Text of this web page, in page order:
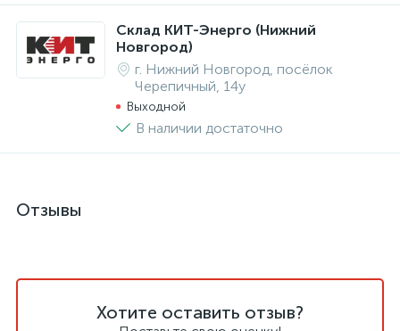
Склад КИТ-Энерго (Нижний
Новгород)
г. Нижний Новгород, посёлок
Черепичный, 14у
Выходной
В наличии достаточно
Отзывы
Хотите оставить отзыв?